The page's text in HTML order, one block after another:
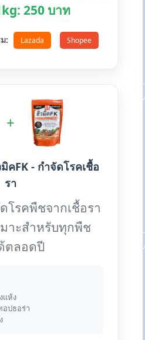
250 บาท
: Lazada Shopee
+
คFK - กำจัดโรคเชื้อ
รา
โรคพืชจากเชื้อรา
าะสำหรับทุกพืช
ตลอดปี
แห้ง
อปธอร่า